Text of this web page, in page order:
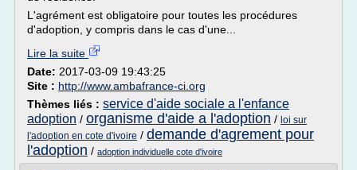
L'agrément est obligatoire pour toutes les procédures
d'adoption, y compris dans le cas d'une...
Lire la suite
Date: 2017-03-09 19:43:25
Site : http://www.ambafrance-ci.org
Thèmes liés : service d'aide sociale a l'enfance
adoption / organisme d'aide a l'adoption / loi sur
l'adoption en cote d'ivoire / demande d'agrement pour
l'adoption / adoption individuelle cote d'ivoire